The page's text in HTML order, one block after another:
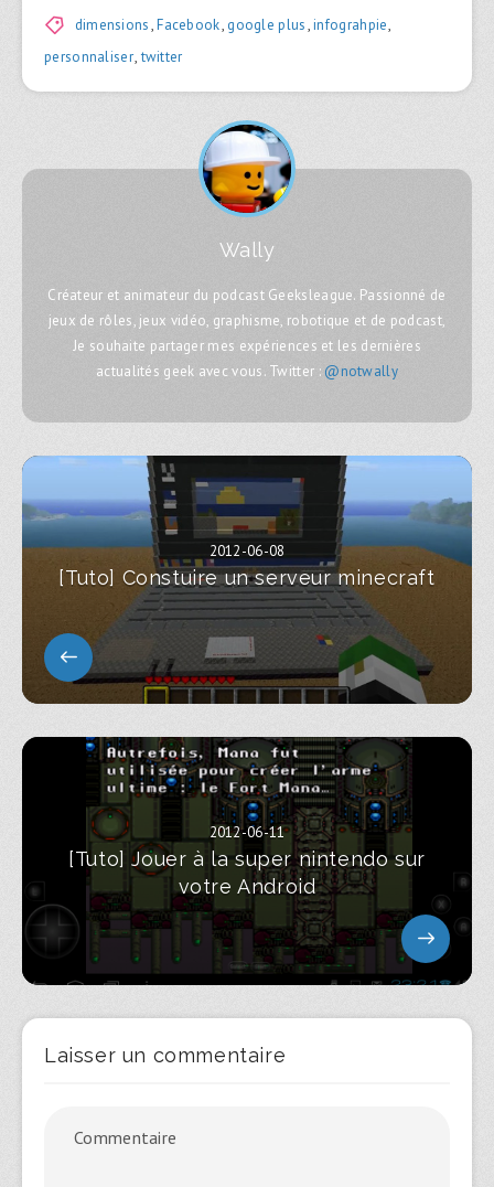
dimensions,Facebook, google plus,infograhpie,
personnaliser,twitter
Wally
Créateur et animateur du podcast Geeksleague. Passionné de
jeux de rôles, jeux vidéo, graphisme, robotique et de podcast,
Je souhaite partager mes expériences et les dernières
actualités geek avec vous. Twitter : @notwally
2012-06-08
[Tuto] Constuire un serveur minecraft
2012-06-11
[Tuto] Jouer à la super nintendo sur
votre Android
Laisser un commentaire